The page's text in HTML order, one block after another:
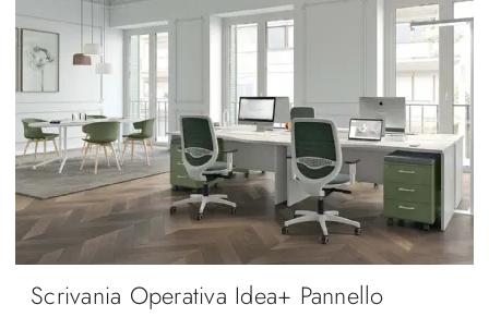
Scrivania Operativa Idea+ Pannello